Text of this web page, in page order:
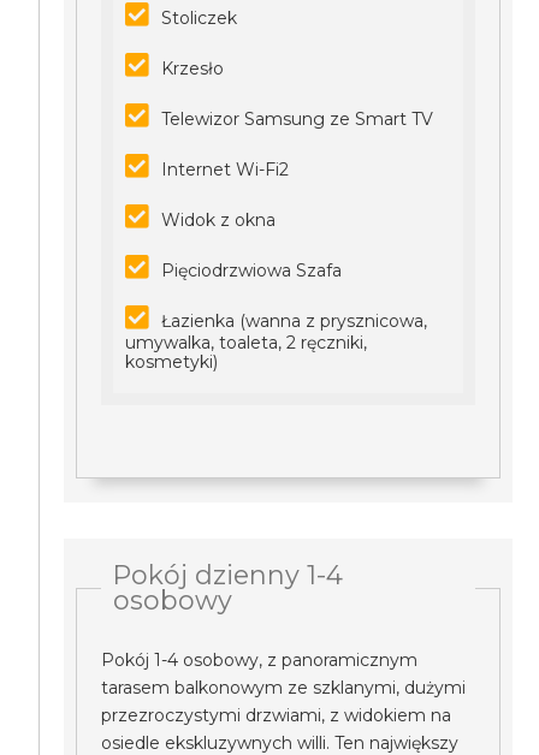
Stoliczek
Krzesło
Telewizor Samsung ze Smart TV
Internet Wi-Fi2
Widok z okna
Pięciodrzwiowa Szafa
Łazienka (wanna z prysznicowa,
umywalka, toaleta, 2 ręczniki,
kosmetyki)
Pokój dzienny 1-4
osobowy
Pokój 1-4 osobowy, z panoramicznym
tarasem balkonowym ze szklanymi, dużymi
przezroczystymi drzwiami, z widokiem na
osiedle ekskluzywnych willi. Ten największy